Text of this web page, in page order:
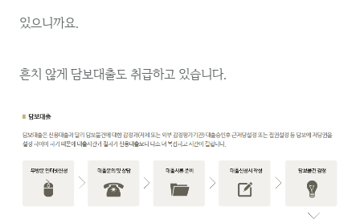
있으니까요.
흔치 않게 담보대출도 취급하고 있습니다.